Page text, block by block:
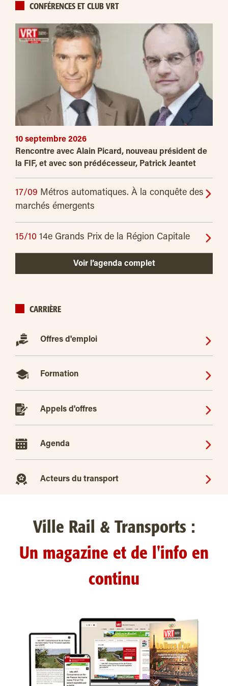
CONFÉRENCES ET CLUB VRT
10 septembre 2026
Rencontre avec Alain Picard, nouveau président de
la FIF, et avec son prédécesseur, Patrick Jeantet
17/09 Métros automatiques. À la conquête des
marchés émergents
15/10 14e Grands Prix de la Région Capitale
Voir l’agenda complet
CARRIÈRE
Offres d'emploi
Formation
Appels d'offres
Agenda
Acteurs du transport
Ville Rail & Transports :
Un magazine et de l'info en
continu